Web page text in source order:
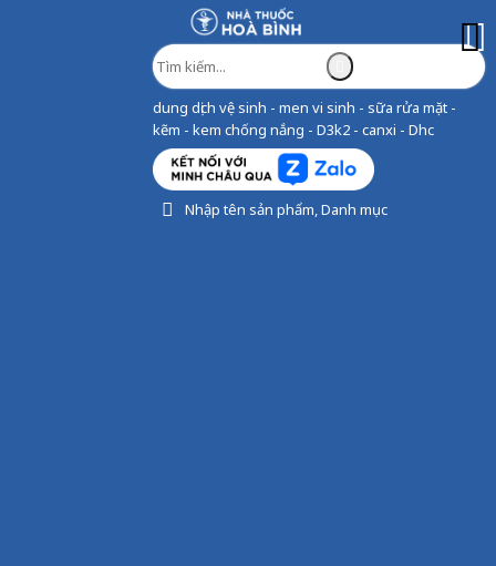
dung dịch vệ sinh - men vi sinh - sữa rửa mặt -
kẽm - kem chống nắng - D3k2 - canxi - Dhc
Nhập tên sản phẩm, Danh mục